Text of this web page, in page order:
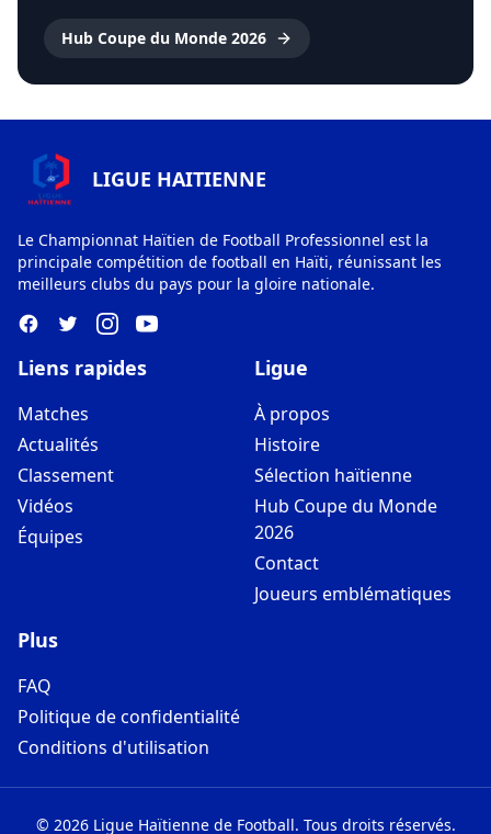
Hub Coupe du Monde 2026
LIGUE HAITIENNE
Le Championnat Haïtien de Football Professionnel est la
principale compétition de football en Haïti, réunissant les
meilleurs clubs du pays pour la gloire nationale.
Liens rapides
Matches
Actualités
Classement
Vidéos
Équipes
Ligue
À propos
Histoire
Sélection haïtienne
Hub Coupe du Monde
2026
Contact
Joueurs emblématiques
Plus
FAQ
Politique de confidentialité
Conditions d'utilisation
© 2026 Ligue Haïtienne de Football. Tous droits réservés.